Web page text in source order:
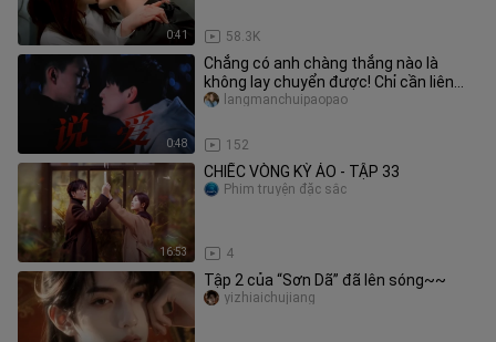
0:41 58.3K
0:48
Chẳng có anh chàng thẳng nào là
không lay chuyển được! Chỉ cần liên
tục nói yêu là đủ rồi
152
langmanchuipaopao
16:53
CHIẾC VÒNG KỲ ẢO - TẬP 33
4
Phim truyện đặc sắc
Tập 2 của “Sơn Dã” đã lên sóng~~
yizhiaichujiang